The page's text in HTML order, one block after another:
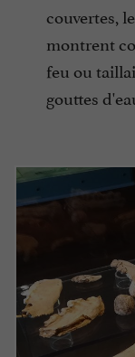
couvertes,
montrent
feu ou
gouttes